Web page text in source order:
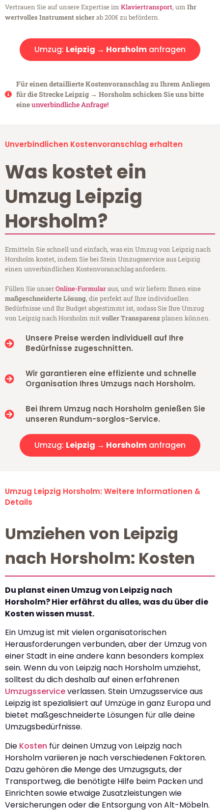
Vertrauen Sie auf unsere Expertise im Klaviertransport, um Ihr
wertvolles Instrument sicherab 200€ zu befördern.
Umzug: Leipzig → Horsholm anfragen
Für einen detaillierte Kostenvoranschlag zu Ihrem Anliegen
für die Strecke Leipzig → Horsholm schicken Sie uns bitte
eineunverbindliche Anfrage!
Unverbindlichen Kostenvoranschlag erhalten
Was kostet ein
Umzug Leipzig
Horsholm?
Ermitteln Sie schnell und einfach, was ein Umzug von Leipzig nach
Horsholm kostet, indem Sie bei Stein Umzugsservice aus Leipzig
einen unverbindlichen Kostenvoranschlag anfordern.
Füllen Sie unserOnline-Formularaus, und wir liefern Ihnen eine
maßgeschneiderte Lösung, die perfekt auf Ihre individuellen
Bedürfnisse und Ihr Budget abgestimmt ist, sodass Sie Ihre Umzug
von Leipzig nach Horsholm mitvoller Transparenzplanen können.
Unsere Preise werden individuell auf Ihre
Bedürfnisse zugeschnitten.
Wir garantieren eine effiziente und schnelle
Organisation Ihres Umzugs nach Horsholm.
Bei Ihrem Umzug nach Horsholm genießen Sie
unseren Rundum-sorglos-Service.
Umzug: Leipzig → Horsholm anfragen
Umzug Leipzig Horsholm: Weitere Informationen &
Details
Umziehen von Leipzig
nach Horsholm: Kosten
Du planst einen Umzug von Leipzig nach
Horsholm? Hier erfährst du alles, was du über die
Kosten wissen musst.
Ein Umzug ist mit vielen organisatorischen
Herausforderungen verbunden, aber der Umzug von
einer Stadt in eine andere kann besonders komplex
sein. Wenn du von Leipzig nach Horsholm umziehst,
solltest du dich deshalb auf einen erfahrenen
Umzugsserviceverlassen. Stein Umzugsservice aus
Leipzig ist spezialisiert auf Umzüge in ganz Europa und
bietet maßgeschneiderte Lösungen für alle deine
Umzugsbedürfnisse.
Die Kosten für deinen Umzug von Leipzig nach
Horsholm variieren je nach verschiedenen Faktoren.
Dazu gehören die Menge des Umzugsguts, der
Transportweg, die benötigte Hilfe beim Packen und
Einrichten sowie etwaige Zusatzleistungen wie
Versicherungen oder die Entsorgung von Alt-Möbeln.